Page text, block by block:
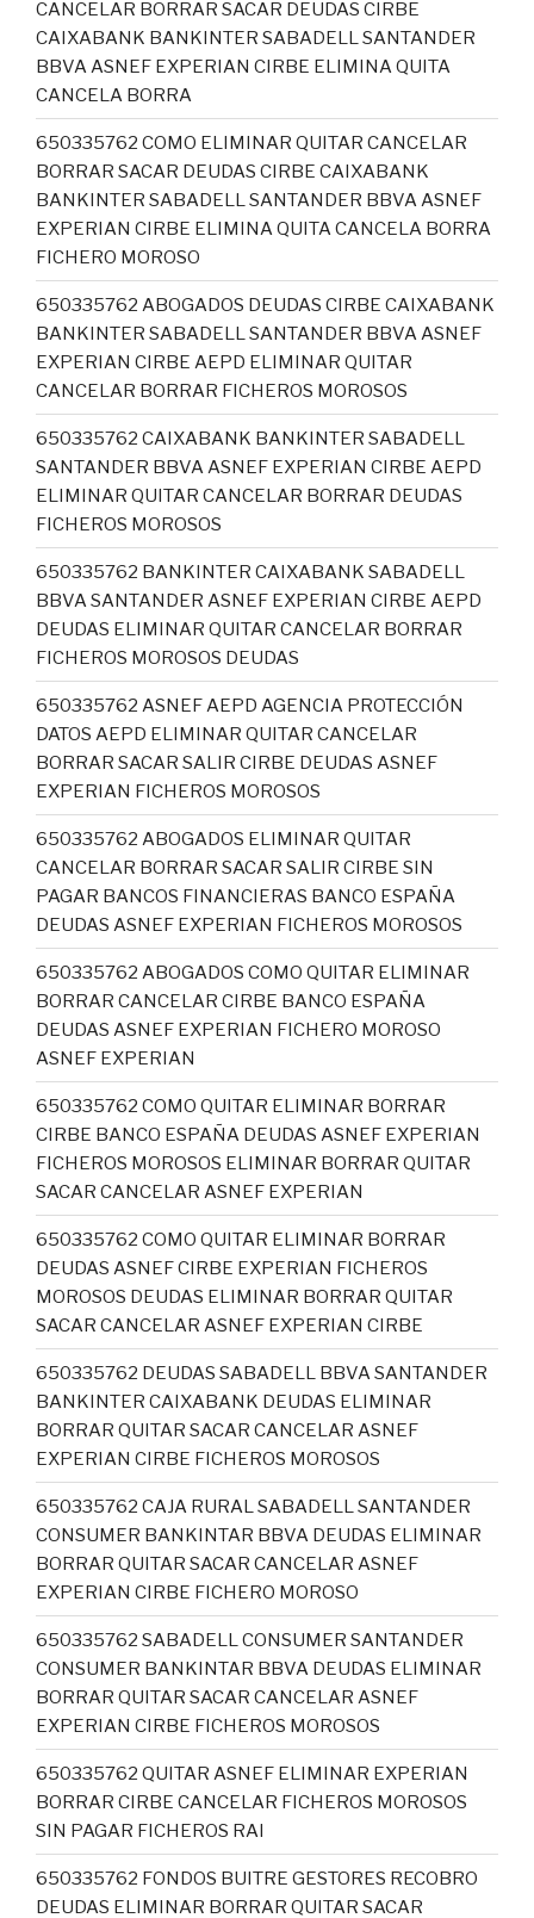
CANCELAR BORRAR SACAR DEUDAS CIRBE
CAIXABANK BANKINTER SABADELL SANTANDER
BBVA ASNEF EXPERIAN CIRBE ELIMINA QUITA
CANCELA BORRA
650335762 COMO ELIMINAR QUITAR CANCELAR
BORRAR SACAR DEUDAS CIRBE CAIXABANK
BANKINTER SABADELL SANTANDER BBVA ASNEF
EXPERIAN CIRBE ELIMINA QUITA CANCELA BORRA
FICHERO MOROSO
650335762 ABOGADOS DEUDAS CIRBE CAIXABANK
BANKINTER SABADELL SANTANDER BBVA ASNEF
EXPERIAN CIRBE AEPD ELIMINAR QUITAR
CANCELAR BORRAR FICHEROS MOROSOS
650335762 CAIXABANK BANKINTER SABADELL
SANTANDER BBVA ASNEF EXPERIAN CIRBE AEPD
ELIMINAR QUITAR CANCELAR BORRAR DEUDAS
FICHEROS MOROSOS
650335762 BANKINTER CAIXABANK SABADELL
BBVA SANTANDER ASNEF EXPERIAN CIRBE AEPD
DEUDAS ELIMINAR QUITAR CANCELAR BORRAR
FICHEROS MOROSOS DEUDAS
650335762 ASNEF AEPD AGENCIA PROTECCIÓN
DATOS AEPD ELIMINAR QUITAR CANCELAR
BORRAR SACAR SALIR CIRBE DEUDAS ASNEF
EXPERIAN FICHEROS MOROSOS
650335762 ABOGADOS ELIMINAR QUITAR
CANCELAR BORRAR SACAR SALIR CIRBE SIN
PAGAR BANCOS FINANCIERAS BANCO ESPAÑA
DEUDAS ASNEF EXPERIAN FICHEROS MOROSOS
650335762 ABOGADOS COMO QUITAR ELIMINAR
BORRAR CANCELAR CIRBE BANCO ESPAÑA
DEUDAS ASNEF EXPERIAN FICHERO MOROSO
ASNEF EXPERIAN
650335762 COMO QUITAR ELIMINAR BORRAR
CIRBE BANCO ESPAÑA DEUDAS ASNEF EXPERIAN
FICHEROS MOROSOS ELIMINAR BORRAR QUITAR
SACAR CANCELAR ASNEF EXPERIAN
650335762 COMO QUITAR ELIMINAR BORRAR
DEUDAS ASNEF CIRBE EXPERIAN FICHEROS
MOROSOS DEUDAS ELIMINAR BORRAR QUITAR
SACAR CANCELAR ASNEF EXPERIAN CIRBE
650335762 DEUDAS SABADELL BBVA SANTANDER
BANKINTER CAIXABANK DEUDAS ELIMINAR
BORRAR QUITAR SACAR CANCELAR ASNEF
EXPERIAN CIRBE FICHEROS MOROSOS
650335762 CAJA RURAL SABADELL SANTANDER
CONSUMER BANKINTAR BBVA DEUDAS ELIMINAR
BORRAR QUITAR SACAR CANCELAR ASNEF
EXPERIAN CIRBE FICHERO MOROSO
650335762 SABADELL CONSUMER SANTANDER
CONSUMER BANKINTAR BBVA DEUDAS ELIMINAR
BORRAR QUITAR SACAR CANCELAR ASNEF
EXPERIAN CIRBE FICHEROS MOROSOS
650335762 QUITAR ASNEF ELIMINAR EXPERIAN
BORRAR CIRBE CANCELAR FICHEROS MOROSOS
SIN PAGAR FICHEROS RAI
650335762 FONDOS BUITRE GESTORES RECOBRO
DEUDAS ELIMINAR BORRAR QUITAR SACAR